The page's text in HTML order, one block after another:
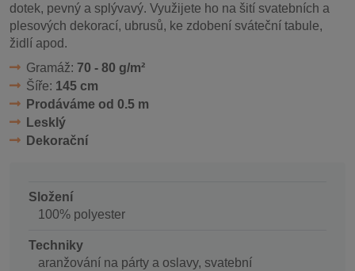
dotek, pevný a splývavý. Využijete ho na šití svatebních a
plesových dekorací, ubrusů, ke zdobení sváteční tabule,
židlí apod.
Gramáž: 70 - 80 g/m²
Šíře: 145 cm
Prodáváme od 0.5 m
Lesklý
Dekorační
Složení
100% polyester
Techniky
aranžování na párty a oslavy, svatební